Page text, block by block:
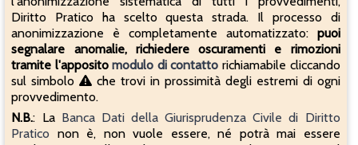
Diritto Pratico ha scelto questa strada. Il processo di
anonimizzazione è completamente automatizzato: puoi
segnalare anomalie, richiedere oscuramenti e rimozioni
tramite l'appositomodulo di contatto richiamabile cliccando
sul simbolo
che trovi in prossimità degli estremi di ogni
provvedimento.
N.B.: La Banca Dati della Giurisprudenza Civile di Diritto
Pratico non è, non vuole essere, né potrà mai essere